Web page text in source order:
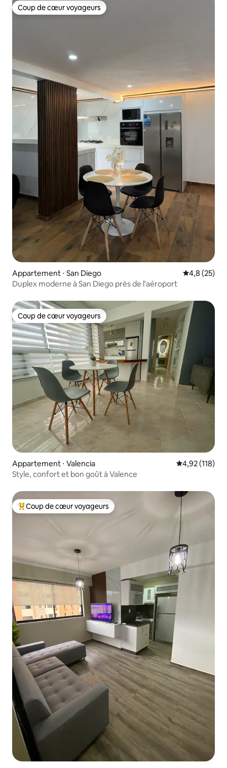
Coup de cœur voyageurs
Coup de cœur voyageurs
Appartement ⋅ San Diego Évaluation
4,8 (25)
Duplex moderne à San Diego près de l'aéroport
Coup de cœur voyageurs
Coup de cœur voyageurs
Appartement ⋅ Valencia Évaluation
4,92 (118)
Style, confort et bon goût à Valence
Coups de cœur voyageurs les plus appréciés
Coup de cœur voyageurs